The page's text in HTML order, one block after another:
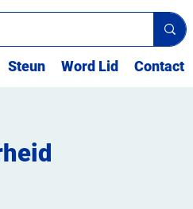
Steun Word Lid Contact